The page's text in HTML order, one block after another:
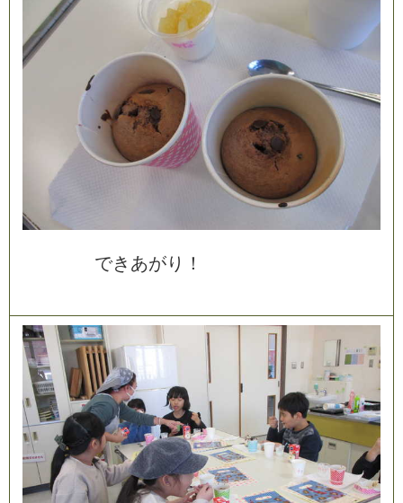
でき あがり ！